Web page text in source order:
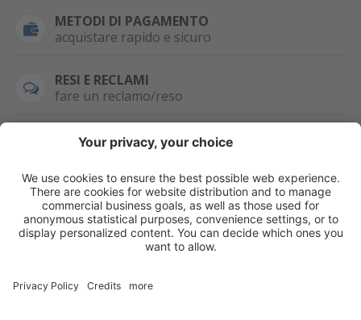
METODI DI PAGAMENTO
acquistare rapido e sicuro
RESI E RECLAMI
fare un reclamo/reso
SEMPRE DISPONIBILE
0471 506798
WHATSAPP
+39 376 2951129
HAI LA PARTITA
IVA?
Per ordini, offerte,
prezzi speciali e
ulteriori articoli